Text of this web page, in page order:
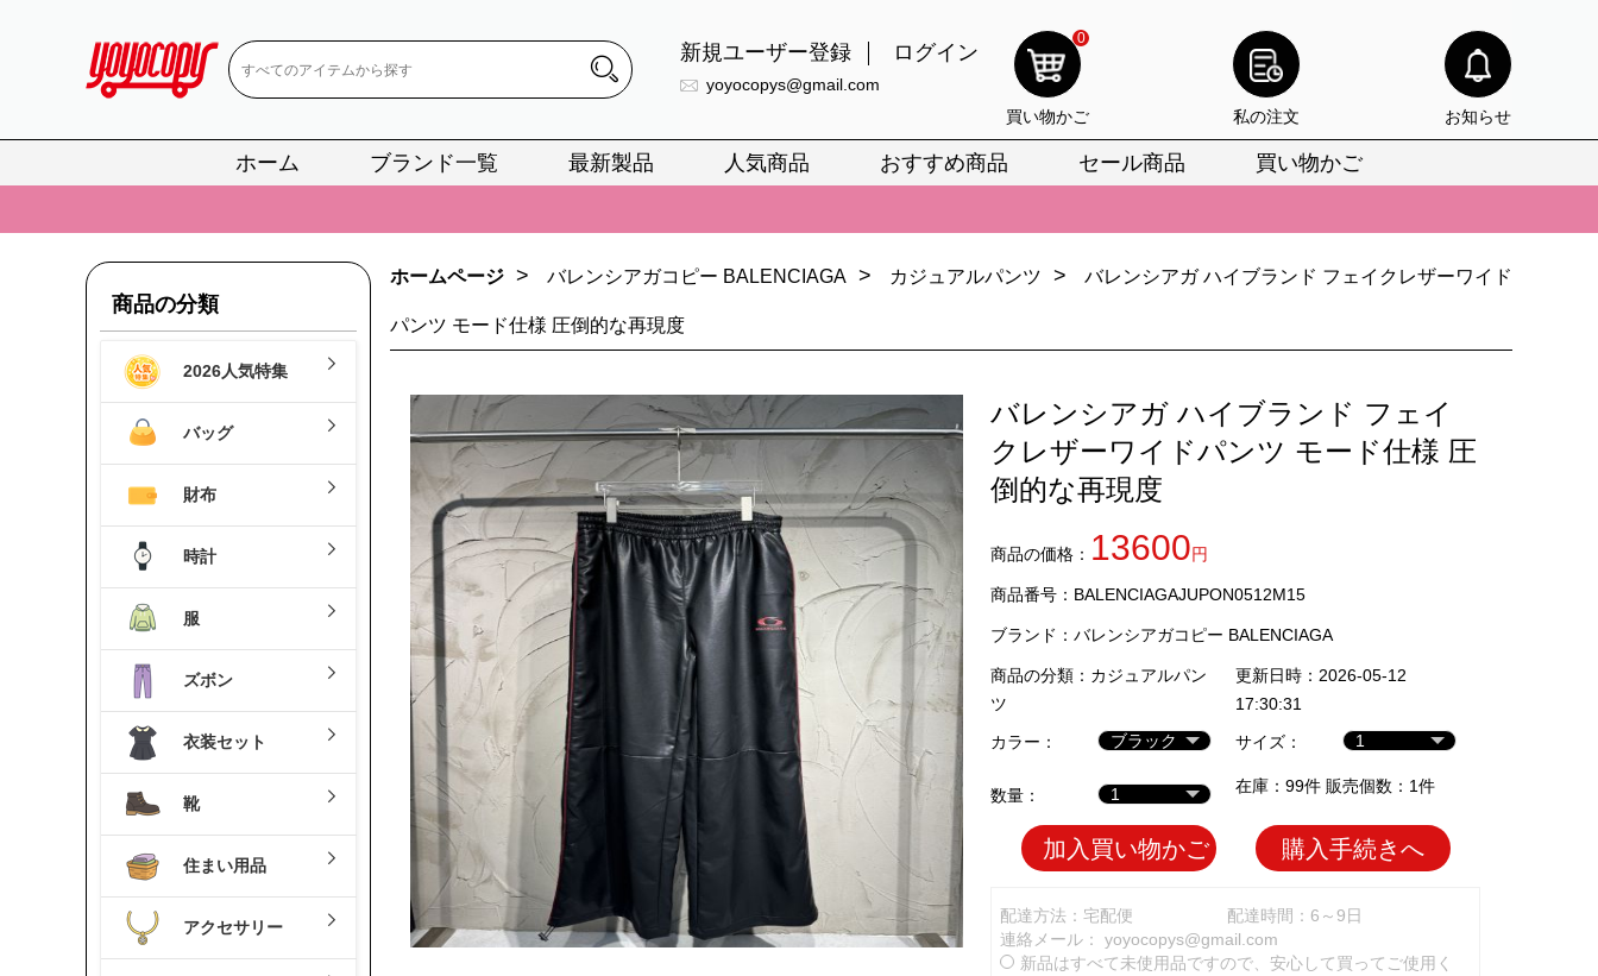
新規ユーザー登録 ログイン
yoyocopys@gmail.com
0
買い物かご 私の注文 お知らせ
ホーム ブランド一覧 最新製品 人気商品 おすすめ商品 セール商品 買い物かご
当店は正真正銘のn級スーパーコピーのみ取扱い。最高品質の再現度を安心してお選びいただけます。
📢 新作入荷！ルイ・ヴィトンスーパーコピー バッグ最新モデルが登場。上質な仕上がりをお見逃しなく。
📢 当店は正真正銘のn級スーパーコピーのみ取扱い。最高品質の再現度を安心してお選びいただけます。
新作入荷！ルイ・ヴィトンスーパーコピー バッグ最新モデルが登場。上質な仕上がりをお見逃しなく。
商品の分類
2026人気特集
バッグ
財布
時計
服
ズボン
衣装セット
靴
住まい用品
アクセサリー
ホームページ > バレンシアガコピー BALENCIAGA > カジュアルパンツ > バレンシアガ ハイブランド フェイクレザーワイド
パンツ モード仕様 圧倒的な再現度
バレンシアガ ハイブランド フェイ
クレザーワイドパンツ モード仕様 圧
倒的な再現度
商品の価格： 13600円
商品番号：BALENCIAGAJUPON0512M15
ブランド： バレンシアガコピー BALENCIAGA
商品の分類： カジュアルパン
ツ
更新日時：2026-05-12
17:30:31
カラー：
サイズ：
数量： 在庫：99件 販売個数：1件
加入買い物かご 購入手続きへ
配達方法：宅配便
配達時間：6～9日
連絡メール： yoyocopys@gmail.com
新品はすべて未使用品ですので、安心して買ってご使用く